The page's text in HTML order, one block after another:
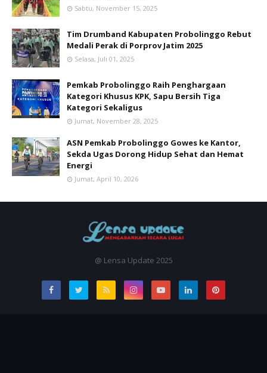
Sabtu, November 15, 2025
Tim Drumband Kabupaten Probolinggo Rebut
Medali Perak di Porprov Jatim 2025
Selasa, Juli 01, 2025
Pemkab Probolinggo Raih Penghargaan
Kategori Khusus KPK, Sapu Bersih Tiga
Kategori Sekaligus
Jumat, November 28, 2025
ASN Pemkab Probolinggo Gowes ke Kantor,
Sekda Ugas Dorong Hidup Sehat dan Hemat
Energi
Jumat, April 10, 2026
@ Lensa Update 2025